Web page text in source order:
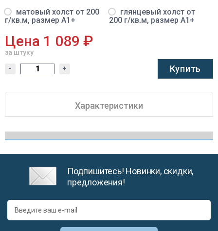
матовый холст от 200
г/кв.м, размер A1+
глянцевый холст от
200 г/кв.м, размер A1+
Цена 1 089 ₽
за штуку
- + Купить
Характеристики
Подпишитесь! Новинки, скидки,
предложения!